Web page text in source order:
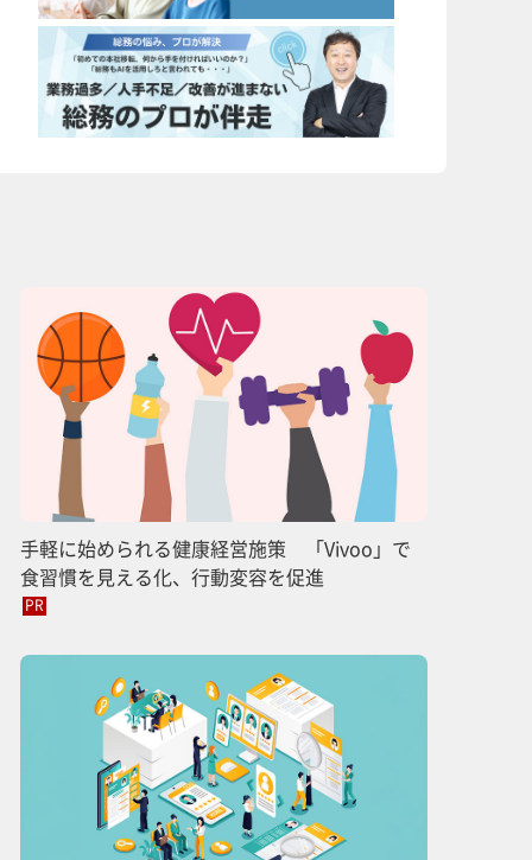
手軽に始められる健康経営施策 「Vivoo」で
食習慣を見える化、行動変容を促進
PR